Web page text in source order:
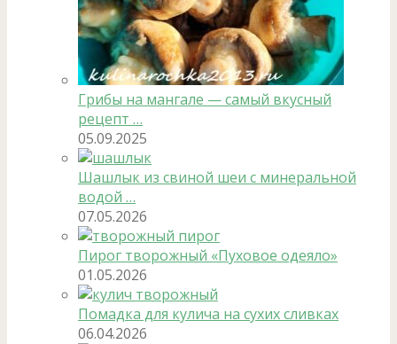
Грибы на мангале — самый вкусный
рецепт …
05.09.2025
Шашлык из свиной шеи с минеральной
водой …
07.05.2026
Пирог творожный «Пуховое одеяло»
01.05.2026
Помадка для кулича на сухих сливках
06.04.2026